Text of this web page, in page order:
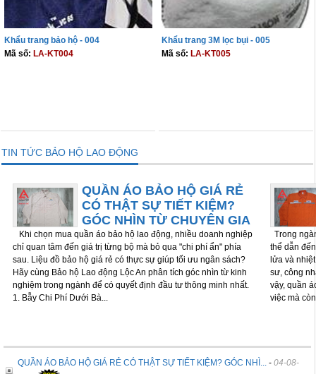
Khẩu trang bảo hộ - 004
Mã số: LA-KT004
Khẩu trang 3M lọc bụi - 005
Mã số: LA-KT005
TIN TỨC BẢO HỘ LAO ĐỘNG
QUẦN ÁO BẢO HỘ GIÁ RẺ
CÓ THẬT SỰ TIẾT KIỆM?
GÓC NHÌN TỪ CHUYÊN GIA
Khi chọn mua quần áo bảo hộ lao động, nhiều doanh nghiệp
chỉ quan tâm đến giá trị từng bộ mà bỏ qua "chi phí ẩn" phía
sau. Liệu đồ bảo hộ giá rẻ có thực sự giúp tối ưu ngân sách?
Hãy cùng Bảo hộ Lao động Lộc An phân tích góc nhìn từ kinh
nghiệm trong ngành để có quyết định đầu tư thông minh nhất.
1. Bẫy Chi Phí Dưới Bà...
Trong
thể dẫn
lửa và
sư, công
vậy, quần
việc mà
QUẦN ÁO BẢO HỘ GIÁ RẺ CÓ THẬT SỰ TIẾT KIỆM? GÓC NHÌ... - 04-08-